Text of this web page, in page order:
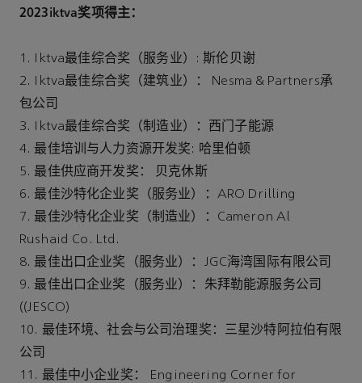
2023iktva奖项得主：
1. Iktva最佳综合奖（服务业）: 斯伦贝谢
2. Iktva最佳综合奖（建筑业）： Nesma & Partners承
包公司
3. Iktva最佳综合奖（制造业）：西门子能源
4. 最佳培训与人力资源开发奖: 哈里伯顿
5. 最佳供应商开发奖： 贝克休斯
6. 最佳沙特化企业奖（服务业）：ARO Drilling
7. 最佳沙特化企业奖（制造业）：Cameron Al
Rushaid Co. Ltd.
8. 最佳出口企业奖（服务业）：JGC海湾国际有限公司
9. 最佳出口企业奖（服务业）：朱拜勒能源服务公司
((JESCO)
10. 最佳环境、社会与公司治理奖：三星沙特阿拉伯有限
公司
11. 最佳中小企业奖： Engineering Corner for